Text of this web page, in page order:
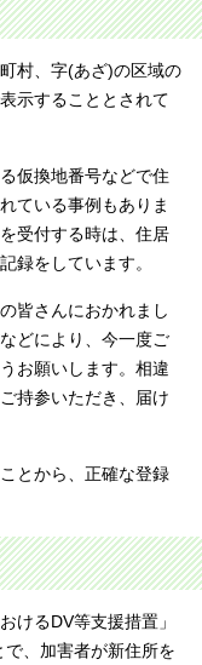
村、字(あざ)の区域の
示することとされて
仮換地番号などで住
ている事例もありま
受付する時は、住居
録をしています。
皆さんにおかれまし
どにより、今一度ご
お願いします。相違
持参いただき、届け
とから、正確な登録
けるDV等支援措置」
、加害者が新住所を